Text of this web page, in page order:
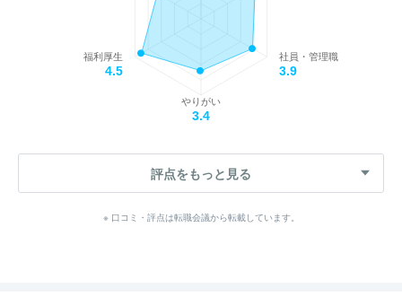
社員・管理職
3.9
やりがい
3.4
福利厚生
4.5
評点をもっと見る
※ 口コミ・評点は転職会議から転載しています。